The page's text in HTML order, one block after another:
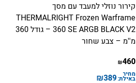
קירור נוזלי למעבד עם מסך
THERMALRIGHT Frozen Warframe
360 SE ARGB BLACK V2 – גודל 360
מ''מ – צבע שחור
460
₪
מחיר
באילת:389
₪